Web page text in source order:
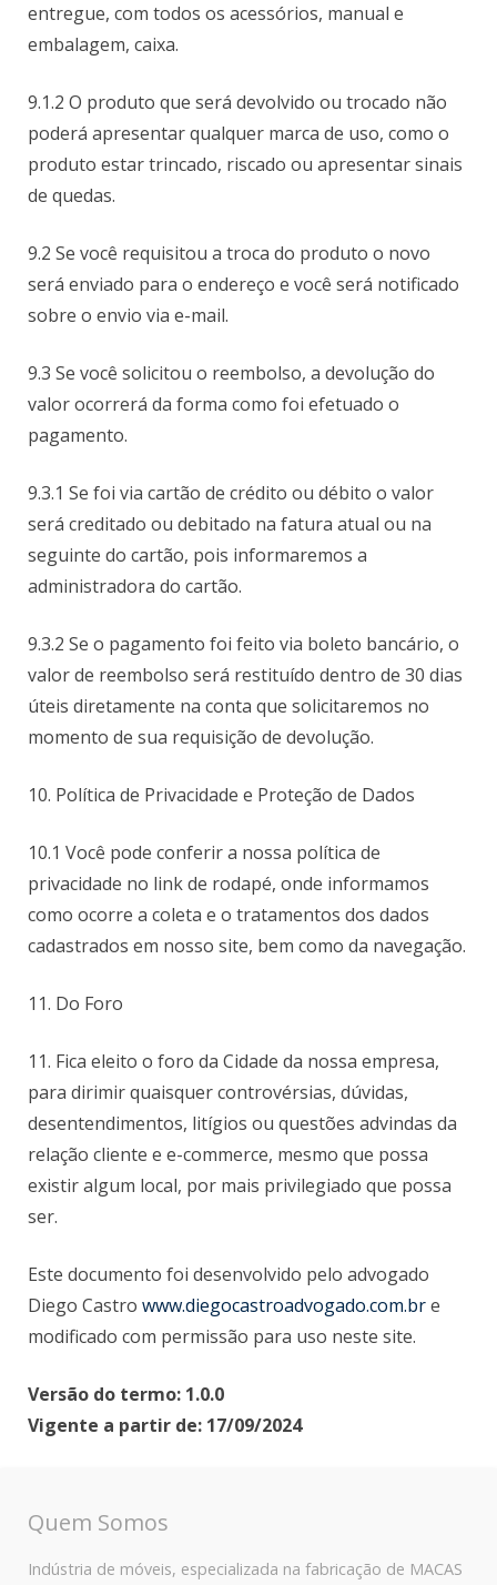
entregue, com todos os acessórios, manual e
embalagem, caixa.
9.1.2 O produto que será devolvido ou trocado não
poderá apresentar qualquer marca de uso, como o
produto estar trincado, riscado ou apresentar sinais
de quedas.
9.2 Se você requisitou a troca do produto o novo
será enviado para o endereço e você será notificado
sobre o envio via e-mail.
9.3 Se você solicitou o reembolso, a devolução do
valor ocorrerá da forma como foi efetuado o
pagamento.
9.3.1 Se foi via cartão de crédito ou débito o valor
será creditado ou debitado na fatura atual ou na
seguinte do cartão, pois informaremos a
administradora do cartão.
9.3.2 Se o pagamento foi feito via boleto bancário, o
valor de reembolso será restituído dentro de 30 dias
úteis diretamente na conta que solicitaremos no
momento de sua requisição de devolução.
10. Política de Privacidade e Proteção de Dados
10.1 Você pode conferir a nossa política de
privacidade no link de rodapé, onde informamos
como ocorre a coleta e o tratamentos dos dados
cadastrados em nosso site, bem como da navegação.
11. Do Foro
11. Fica eleito o foro da Cidade da nossa empresa,
para dirimir quaisquer controvérsias, dúvidas,
desentendimentos, litígios ou questões advindas da
relação cliente e e-commerce, mesmo que possa
existir algum local, por mais privilegiado que possa
ser.
Este documento foi desenvolvido pelo advogado
Diego Castro www.diegocastroadvogado.com.bre
modificado com permissão para uso neste site.
Versão do termo: 1.0.0
Vigente a partir de: 17/09/2024
Quem Somos
Indústria de móveis, especializada na fabricação de MACAS